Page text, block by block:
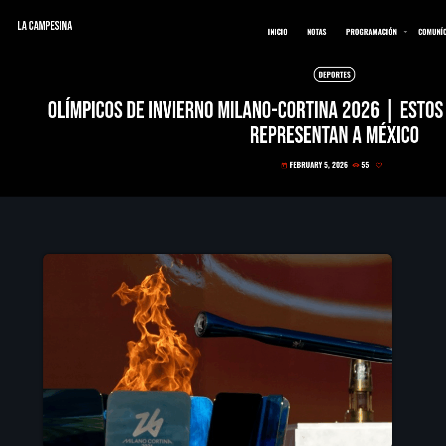
La Campesina INICIO NOTAS PROGRAMACIÓN
SEARCH
DEPORTES
Olímpicos de Invierno Milano-Cortina 2026 |
representan a México
today FEBRUARY 5, 2026 55